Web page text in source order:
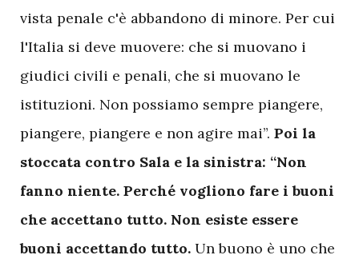
vista penale c'è abbandono di minore. Per cui
l'Italia si deve muovere: che si muovano i
giudici civili e penali, che si muovano le
istituzioni. Non possiamo sempre piangere,
piangere, piangere e non agire mai”. Poi la
stoccata contro Sala e la sinistra: “Non
fanno niente. Perché vogliono fare i buoni
che accettano tutto. Non esiste essere
buoni accettando tutto. Un buono è uno che